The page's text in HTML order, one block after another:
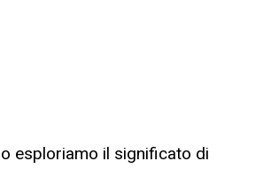
esploriamo il significato di